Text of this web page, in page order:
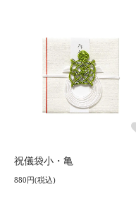
祝儀袋小・亀
880円(税込)